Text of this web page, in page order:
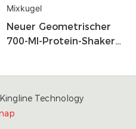
Neuer Geometrischer
700-Ml-Protein-Shaker
Technology